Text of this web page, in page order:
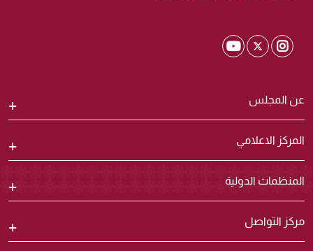
عن المجلس
المركز الاعلامي
المنظمات الدولية
مركز التواصل
Shura Instagram
Shura Twitter
Shura Youtube